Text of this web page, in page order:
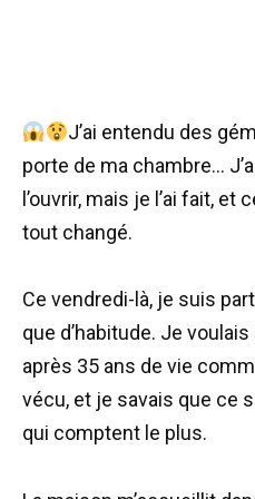
J’ai entendu des
porte de ma chambre…
l’ouvrir, mais je l’ai fait, et
tout changé.
Ce vendredi-là, je suis
que d’habitude. Je
après 35 ans de vie
vécu, et je savais que ce
qui comptent le plus.